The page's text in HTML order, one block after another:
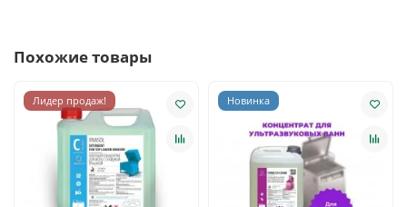
Похожие товары
Лидер продаж! Новинка